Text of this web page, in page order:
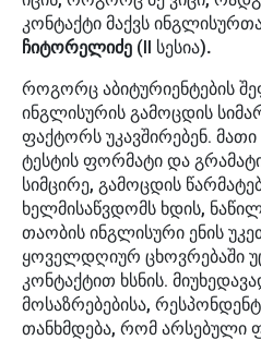
კონტაქტი მაქვს
ჩიტორელიძე (II სესია).
როგორც აბიტურიენტების
ინგლისურის გამოცდის
ფაქტორს უკავშირებენ.
ტესტის ფორმატი და
სიმცირე, გამოცდის
ხელმისაწვდომს ხდის,
თაობის ინგლისური ენის
ყოველდღიურ ცხოვრებაში
კონტაქტით ხსნის.
მოსაზრებებისა,
თანხმდება, რომ არსებული